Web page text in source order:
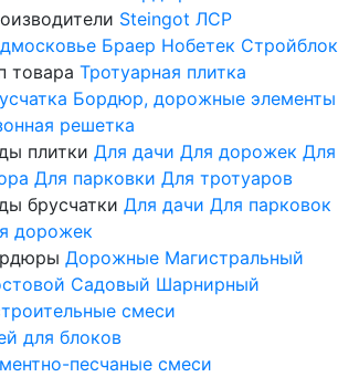
Steingot ЛСР
Браер Нобетек Стройблок
товара Тротуарная плитка
Бордюр, дорожные элементы
решетка
плитки Для дачи Для дорожек Для
Для парковки Для тротуаров
брусчатки Для дачи Для парковок
дорожек
Дорожные Магистральный
Садовый Шарнирный
смеси
для блоков
песчаные смеси